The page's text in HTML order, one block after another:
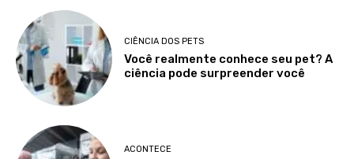
CIÊNCIA DOS PETS
Você realmente conhece seu pet? A
ciência pode surpreender você
ACONTECE